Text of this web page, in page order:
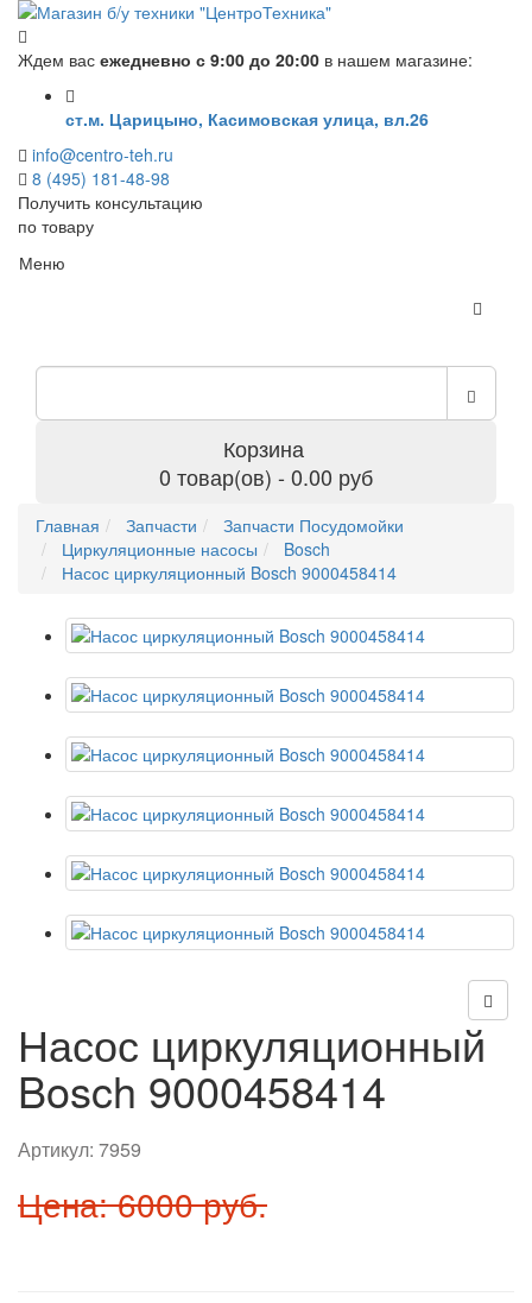
Ждем вас ежедневно с 9:00 до 20:00 в нашем магазине:
ст.м. Царицыно, Касимовская улица, вл.26
info@centro-teh.ru
8 (495) 181-48-98
Получить консультацию
по товару
Меню
Корзина
0 товар(ов) - 0.00 руб
Главная Запчасти
Запчасти Посудомойки
Циркуляционные насосы
Bosch
Насос циркуляционный Bosch 9000458414
Насос циркуляционный
Bosch 9000458414
Артикул: 7959
Цена: 6000 руб.